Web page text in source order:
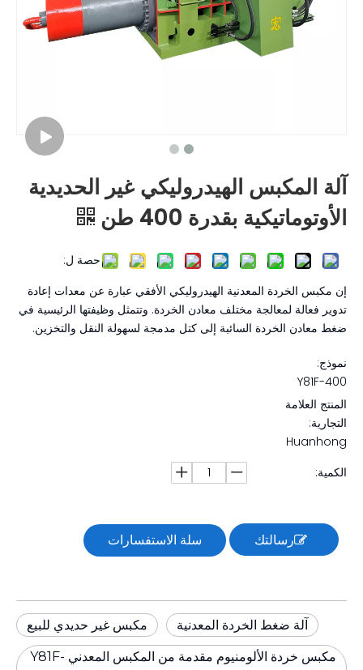
آلة المكبس الهيدروليكي غير الحديدية
الأوتوماتيكية بقدرة 400 طن
حصة ل:
إن مكبس الخردة المعدنية الهيدروليكي الأفقي عبارة عن معدات إعادة
تدوير فعالة لمعالجة مختلف معادن الخردة. وتتمثل وظيفتها الرئيسية في
ضغط معادن الخردة السائبة إلى كتل مدمجة لسهولة النقل والتخزين.
نموذج:
Y81F-400
المنتج العلامة
التجارية:
Huanhong
الكمية:
رسالتك سلة الاستفسارات
مكبس غير حديدي للبيع آلة ضغط الخردة المعدنية
مكبس خردة الألومنيوم مقدمة من المكبس المعدني Y81F-